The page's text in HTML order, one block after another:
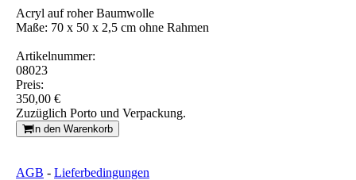
Acryl auf roher Baumwolle
Maße: 70 x 50 x 2,5 cm ohne Rahmen
Artikelnummer:
08023
Preis:
350,00 €
Zuzüglich Porto und Verpackung.
In den Warenkorb
AGB - Lieferbedingungen